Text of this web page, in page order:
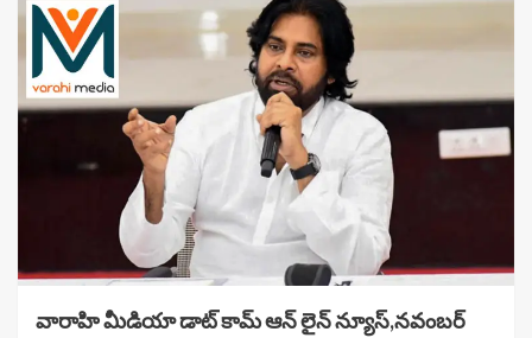
వారాహి మీడియా డాట్ కామ్ ఆన్ లైన్ న్యూస్,నవంబర్